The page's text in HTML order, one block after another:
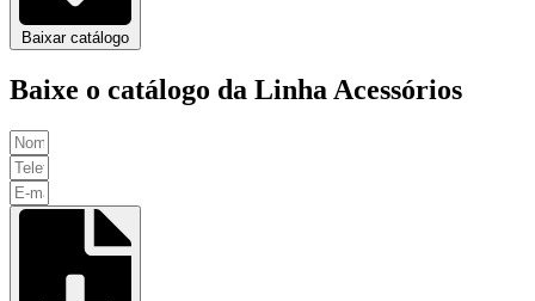
Baixar catálogo
Baixe o catálogo da Linha Acessórios